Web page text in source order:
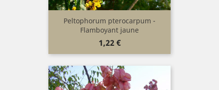
Peltophorum pterocarpum -
Flamboyant jaune
Prix
1,22 €